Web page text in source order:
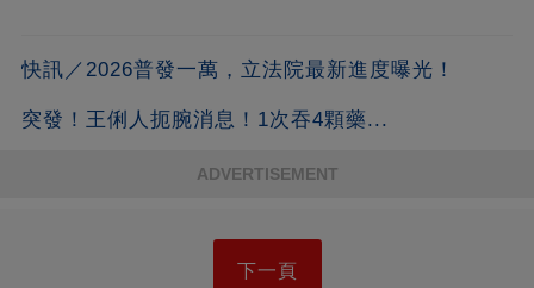
快訊／2026普發一萬，立法院最新進度曝光！
突發！王俐人扼腕消息！1次吞4顆藥...
ADVERTISEMENT
下一頁